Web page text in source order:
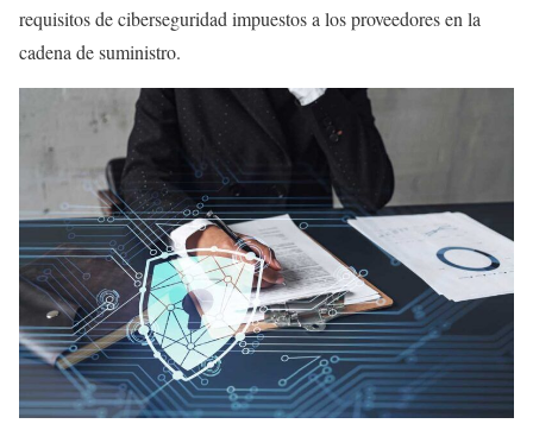
requisitos de ciberseguridad impuestos a los proveedores en la
cadena de suministro.